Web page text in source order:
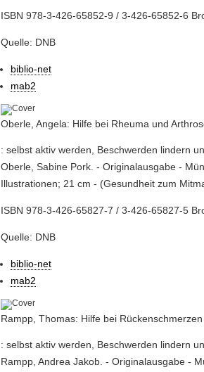
ISBN 978-3-426-65852-9 / 3-426-65852-6
Quelle: DNB
biblio-net
mab2
Oberle, Angela: Hilfe bei Rheuma und
: selbst aktiv werden, Beschwerden lindern
Oberle, Sabine Pork. - Originalausgabe -
Illustrationen; 21 cm - (Gesundheit zum
ISBN 978-3-426-65827-7 / 3-426-65827-5
Quelle: DNB
biblio-net
mab2
Rampp, Thomas: Hilfe bei Rückenschmerzen
: selbst aktiv werden, Beschwerden lindern
Rampp, Andrea Jakob. - Originalausgabe -